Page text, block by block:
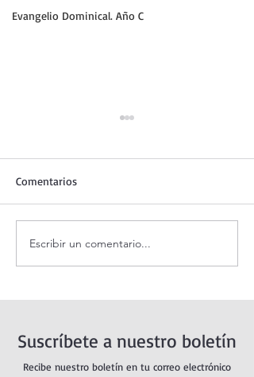
Evangelio Dominical. Año C
Santo Rosario de hoy
Domingo. Misterios
Comentarios
Escribir un comentario...
Suscríbete a nuestro boletín
Recibe nuestro boletín en tu correo electrónico